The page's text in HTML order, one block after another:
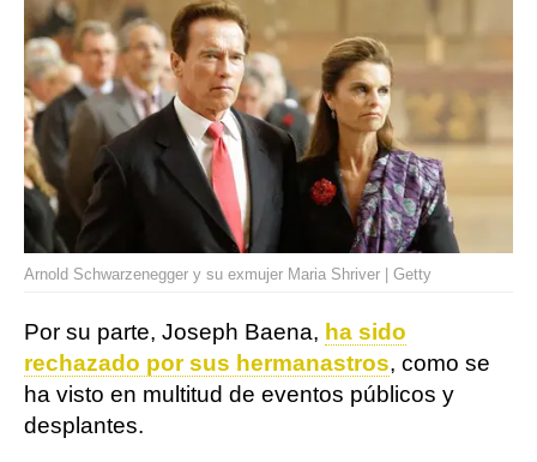
Arnold Schwarzenegger y su exmujer Maria Shriver | Getty
Por su parte, Joseph Baena, ha sido
rechazado por sus hermanastros, como se
ha visto en multitud de eventos públicos y
desplantes.